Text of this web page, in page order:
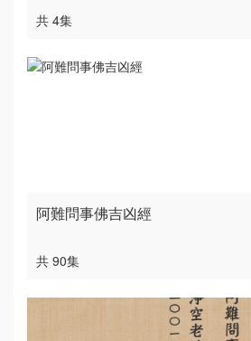
共 4集
阿難問事佛吉凶經
共 90集